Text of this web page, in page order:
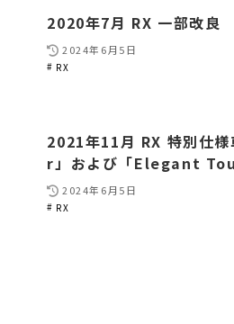
2020年7月 RX 一部改良
2024年6月5日
RX
2021年11月 RX 特別仕
r」および「Elegant
2024年6月5日
RX